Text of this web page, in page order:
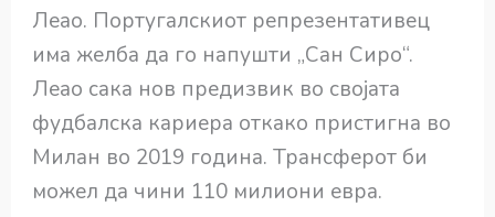
Леао. Португалскиот репрезентативец
има желба да го напушти „Сан Сиро“.
Леао сака нов предизвик во својата
фудбалска кариера откако пристигна во
Милан во 2019 година. Трансферот би
можел да чини 110 милиони евра.